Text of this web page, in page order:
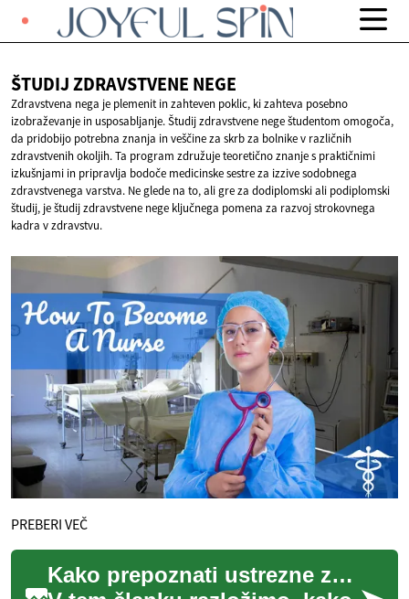
ŠTUDIJ ZDRAVSTVENE NEGE
Zdravstvena nega je plemenit in zahteven poklic, ki zahteva posebno
izobraževanje in usposabljanje. Študij zdravstvene nege študentom omogoča,
da pridobijo potrebna znanja in veščine za skrb za bolnike v različnih
zdravstvenih okoljih. Ta program združuje teoretično znanje s praktičnimi
izkušnjami in pripravlja bodoče medicinske sestre za izzive sodobnega
zdravstvenega varstva. Ne glede na to, ali gre za dodiplomski ali podiplomski
študij, je študij zdravstvene nege ključnega pomena za razvoj strokovnega
kadra v zdravstvu.
PREBERI VEČ
Kako prepoznati ustrezne zdravstvene storitve v bivalnem okolju